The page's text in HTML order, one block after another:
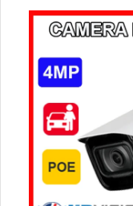
trợ mic ghi âm rõ
khả năng lưu trữ
qua PoE